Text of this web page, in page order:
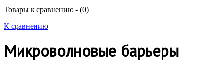
Товары к сравнению - (0)
К сравнению
Микроволновые барьеры